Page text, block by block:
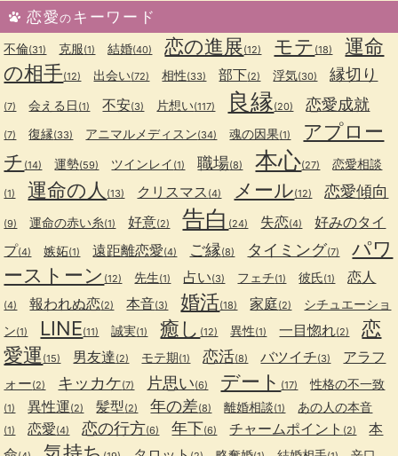
恋愛のキーワード
不倫(31) 克服(1) 結婚(40) 恋の進展(12) モテ (18)
運命
の相手(12) 出会い(72) 相性(33) 部下(2) 浮気(30) 縁切り
(7) 会える日 (1) 不安(3) 片想い(117) 良縁(20) 恋愛成就
(7) 復縁(33) アニマルメディスン(34) 魂の因果(1)
アプロー
チ (14) 運勢(59) ツインレイ (1) 職場(8) 本心(27) 恋愛相談
(1) 運命の人 (13) クリスマス (4) メール(12) 恋愛傾向
(9) 運命の赤い糸(1) 好意(2) 告白 (24) 失恋(4)
好みのタイ
プ(4) 嫉妬(1) 遠距離恋愛(4) ご縁(8) タイミング(7)
パワ
ーストーン (12) 先生(1) 占い(3) フェチ(1) 彼氏(1) 恋人
(4) 報われぬ恋(2) 本音(3) 婚活(18) 家庭(2)
シチュエーショ
ン(1) LINE(11) 誠実(1) 癒し (12) 異性(1) 一目惚れ(2)
恋
愛運 (15) 男友達(2) モテ期(1) 恋活(8) バツイチ(3)
アラフ
ォー(2) キッカケ(7) 片思い(6) デート (17) 性格の不一致
(1) 異性運(2) 髪型(2) 年の差(8) 離婚相談(1) あの人の本音
(1) 恋愛(4) 恋の行方(6) 年下(6) チャームポイント (2)
本